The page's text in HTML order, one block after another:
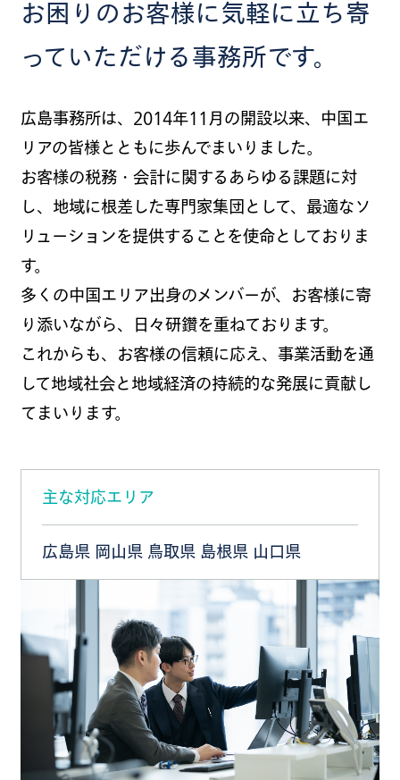
お困りのお客様に気軽に立ち寄
っていただける事務所です。
広島事務所は、 2014年11 月の開設以来、中国エ
リアの皆様とともに歩んでまいりました。
お客様の税務・会計に関するあらゆる課題に対
し、地域に根差した専門家集団として、最適なソ
リューションを提供することを使命としておりま
す。
多くの中国エリア出身のメンバーが、お客様に寄
り添いながら、日々研鑽を重ねております。
これからも、お客様の信頼に応え、事業活動を通
して地域社会と地域経済の持続的な発展に貢献し
てまいります。
主な対応エリア
広島県 岡山県 鳥取県 島根県 山口県